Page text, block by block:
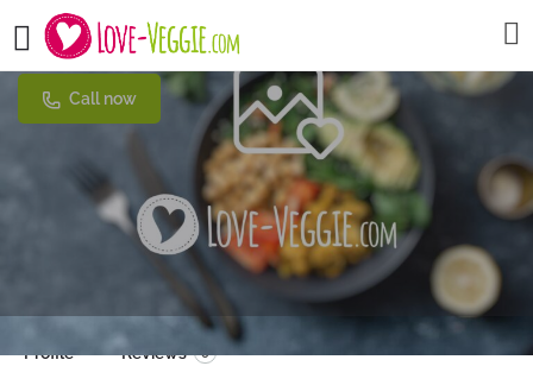
LoveBurger
Call now
Profile Reviews 0